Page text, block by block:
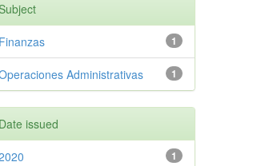
1
Finanzas
1
Administrativas
Date issued
1